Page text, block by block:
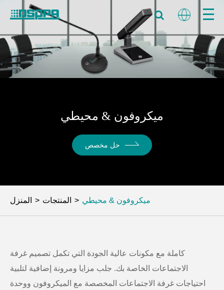
ميكروفون & محيطي
حل مخصص
المنزل المنتجات ميكروفون & محيطي
كاملة مع مكونات عالية الجودة التي تكمل تصميم غرفة
الاجتماعات الخاصة بك. جلب مزايا ومرونة إضافية لتلبية
احتياجات غرفة الاجتماعات المخصصة مع الميكروفون ووحدة